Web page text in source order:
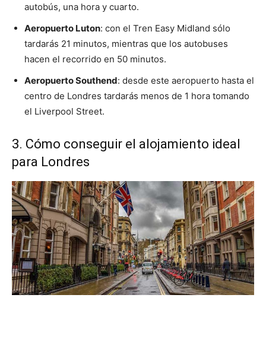
autobús, una hora y cuarto.
Aeropuerto Luton: con el Tren Easy Midland sólo
tardarás 21 minutos, mientras que los autobuses
hacen el recorrido en 50 minutos.
Aeropuerto Southend: desde este aeropuerto hasta el
centro de Londres tardarás menos de 1 hora tomando
el Liverpool Street.
3. Cómo conseguir el alojamiento ideal
para Londres